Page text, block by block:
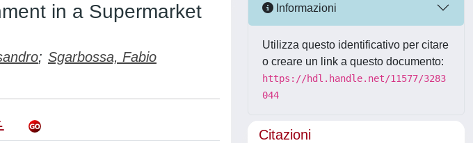
in a Supermarket
; Sgarbossa, Fabio
Informazioni
Utilizza questo identificativo per citare
o creare un link a questo documento:
https://hdl.handle.net/11577/3283
044
Citazioni